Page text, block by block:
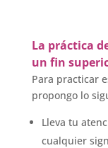
La práctica
un fin
Para practicar
propongo lo
Lleva tu
cualquier